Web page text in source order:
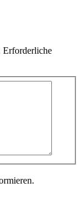
Erforderliche